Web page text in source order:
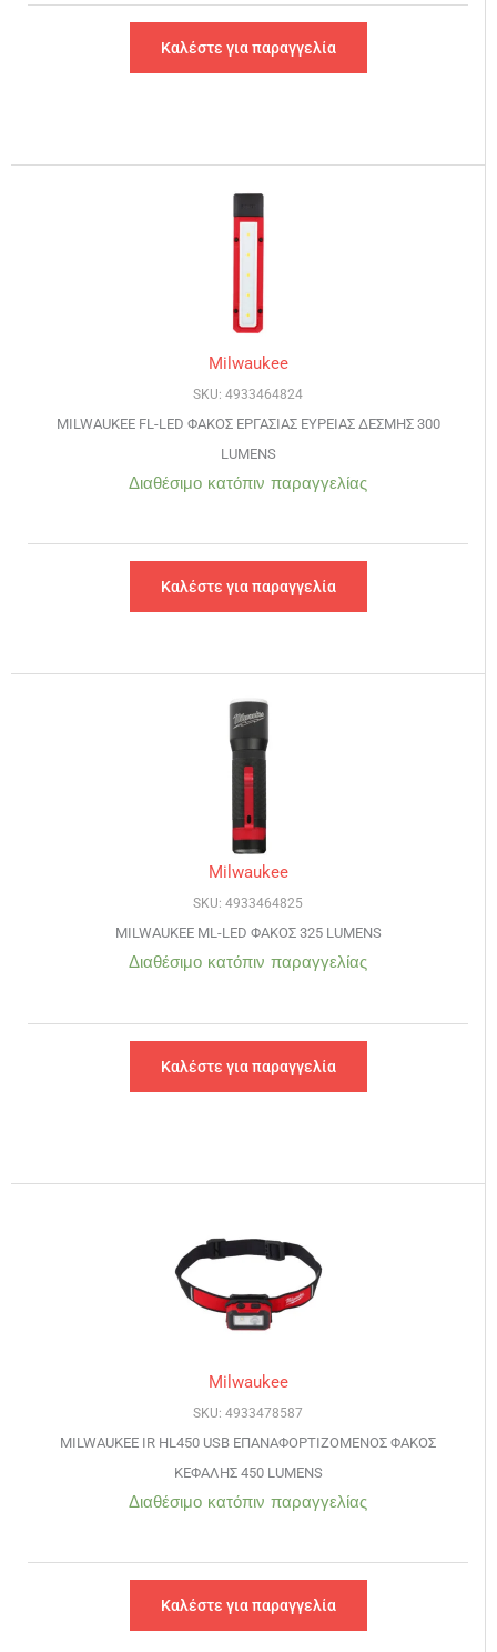
Καλέστε για παραγγελία
Milwaukee
SKU: 4933464824
MILWAUKEE FL-LED ΦΑΚΟΣ ΕΡΓΑΣΙΑΣ ΕΥΡΕΙΑΣ ΔΕΣΜΗΣ 300
LUMENS
Διαθέσιμο κατόπιν παραγγελίας
Καλέστε για παραγγελία
Milwaukee
SKU: 4933464825
MILWAUKEE ML-LED ΦΑΚΟΣ 325 LUMENS
Διαθέσιμο κατόπιν παραγγελίας
Καλέστε για παραγγελία
Milwaukee
SKU: 4933478587
MILWAUKEE IR HL450 USB ΕΠΑΝΑΦΟΡΤΙΖΟΜΕΝΟΣ ΦΑΚΟΣ
ΚΕΦΑΛΗΣ 450 LUMENS
Διαθέσιμο κατόπιν παραγγελίας
Καλέστε για παραγγελία